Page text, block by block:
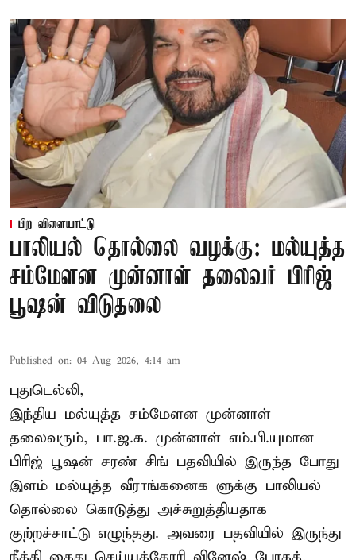
பிற விளையாட்டு
பாலியல் தொல்லை வழக்கு: மல்யுத்த
சம்மேளன முன்னாள் தலைவர் பிரிஜ்
பூஷன் விடுதலை
Published on: 04 Aug 2026, 4:14 am
புதுடெல்லி,
இந்திய மல்யுத்த சம்மேளன முன்னாள்
தலைவரும், பா.ஜ.க. முன்னாள் எம்.பி.யுமான
பிரிஜ் பூஷன் சரண் சிங் பதவியில் இருந்த போது
இளம் மல்யுத்த வீராங்கனைக ளுக்கு பாலியல்
தொல்லை கொடுத்து அச்சுறுத்தியதாக
குற்றச்சாட்டு எழுந்தது. அவரை பதவியில் இருந்து